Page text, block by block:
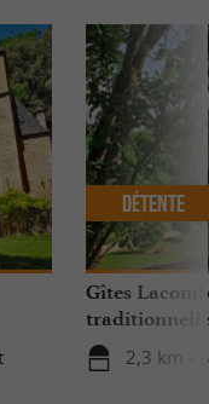
Gîtes
Périgord Noir
2,3 km -
Détente